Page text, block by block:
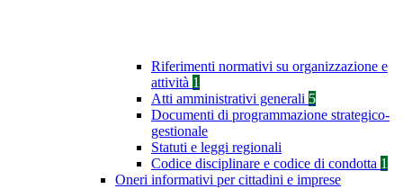
Riferimenti normativi su organizzazione e
attività 1
Atti amministrativi generali 5
Documenti di programmazione strategico-
gestionale
Statuti e leggi regionali
Codice disciplinare e codice di condotta 1
Oneri informativi per cittadini e imprese